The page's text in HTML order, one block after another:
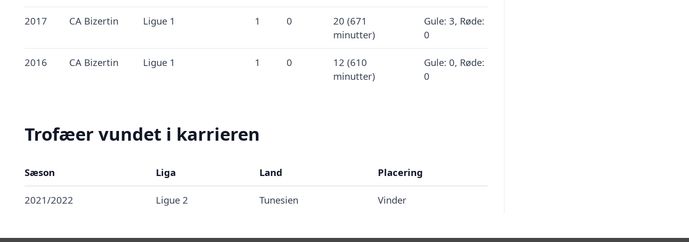
2017 CA Bizertin Ligue 1 1 0
20 (671
minutter)
Gule: 3, Røde:
0
2016 CA Bizertin Ligue 1 1 0
12 (610
minutter)
Gule: 0, Røde:
0
Trofæer vundet i karrieren
Sæson Liga Land Placering
2021/2022 Ligue 2 Tunesien Vinder